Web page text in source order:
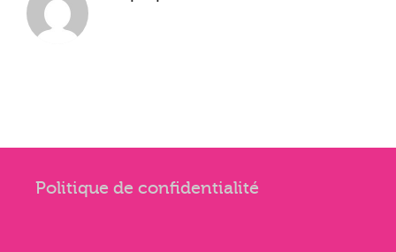
Politique de confidentialité